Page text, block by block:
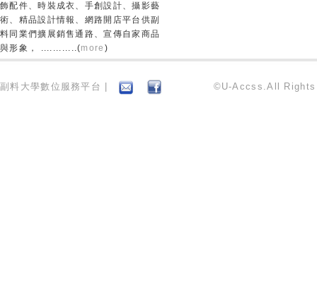
飾配件、時裝成衣、手創設計、攝影藝
術、精品設計情報、網路開店平台供副
料同業們擴展銷售通路、宣傳自家商品
與形象， ............(more )
副料大學數位服務平台 | ©U-Accss.All Rights